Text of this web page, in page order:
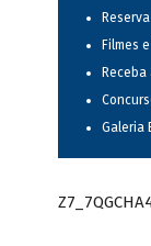
Filmes
Galeria